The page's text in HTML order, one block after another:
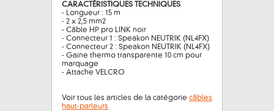
CARACTÉRISTIQUES TECHNIQUES
- Longueur : 15 m
- 2 x 2,5 mm2
- Câble HP pro LINK noir
- Connecteur 1 : Speakon NEUTRIK (NL4FX)
- Connecteur 2 : Speakon NEUTRIK (NL4FX)
- Gaine thermo transparente 10 cm pour
marquage
- Attache VELCRO
Voir tous les articles de la catégorie câbles
haut-parleurs